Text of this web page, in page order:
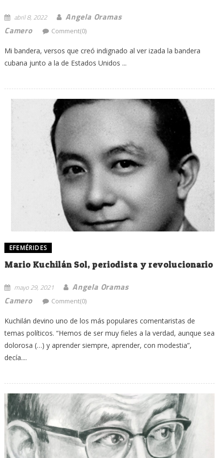
abril 8, 2022
Angela Oramas
Camero
Comment(0)
Mi bandera, versos que creó indignado al ver izada la bandera
cubana junto a la de Estados Unidos ...
EFEMÉRIDES
Mario Kuchilán Sol, periodista y revolucionario
mayo 29, 2021
Angela Oramas
Camero
Comment(0)
Kuchilán devino uno de los más populares comentaristas de
temas políticos. “Hemos de ser muy fieles a la verdad, aunque sea
dolorosa (…) y aprender siempre, aprender, con modestia”,
decía....